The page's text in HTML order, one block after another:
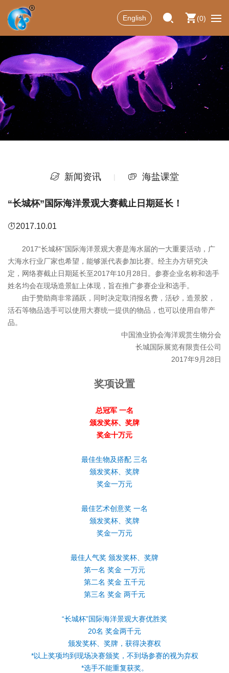
0
English
新闻资讯 海盐课堂
“长城杯”国际海洋景观大赛截止日期延长！
2017.10.01
2017“长城杯”国际海洋景观大赛是海水届的一大重要活动，广
大海水行业厂家也希望，能够派代表参加比赛。经主办方研究决
定，网络赛截止日期延长至2017年10月28日。参赛企业名称和选手
姓名均会在现场造景缸上体现，旨在推广参赛企业和选手。
由于赞助商非常踊跃，同时决定取消报名费，活砂，造景胶，
活石等物品选手可以使用大赛统一提供的物品，也可以使用自带产
品。
中国渔业协会海洋观赏生物分会
长城国际展览有限责任公司
2017年9月28日
奖项设置
总冠军 一名
颁发奖杯、奖牌
奖金十万元
最佳生物及搭配 三名
颁发奖杯、奖牌
奖金一万元
最佳艺术创意奖 一名
颁发奖杯、奖牌
奖金一万元
最佳人气奖 颁发奖杯、奖牌
第一名 奖金 一万元
第二名 奖金 五千元
第三名 奖金 两千元
“长城杯”国际海洋景观大赛优胜奖
20名 奖金两千元
颁发奖杯、奖牌，获得决赛权
*以上奖项均到现场决赛颁奖，不到场参赛的视为弃权
*选手不能重复获奖。